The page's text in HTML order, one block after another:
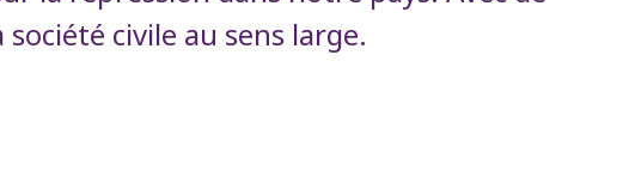
civile au sens large.